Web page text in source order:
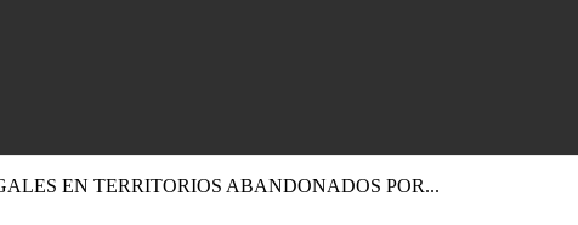
EN TERRITORIOS ABANDONADOS POR...